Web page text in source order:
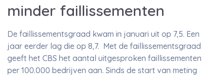
minder faillissementen
De faillissementsgraad kwam in januari uit op 7,5. Een
jaar eerder lag die op 8,7. Met de faillissementsgraad
geeft het CBS het aantal uitgesproken faillissementen
per 100.000 bedrijven aan. Sinds de start van meting